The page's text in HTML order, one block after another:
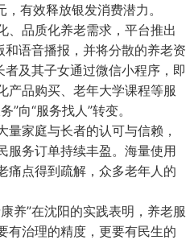
有效释放银发消费潜力。
、品质化养老需求，平台推出
和语音播报，并将分散的养老资
者及其子女通过微信小程序，即
产品购买、老年大学课程等服
”向“服务找人”转变。
家庭与长者的认可与信赖，
服务订单持续丰盈。海量使用
痛点得到疏解，众多老年人的
养”在沈阳的实践表明，养老服
有治理的精度，更要有民生的